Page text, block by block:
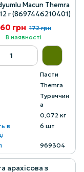
Macun Themra
г (8697446210401)
грн 172 грн
В наявності
Пасти
Themra
Туреччин
а
0,072 кг
в
6 шт
969304